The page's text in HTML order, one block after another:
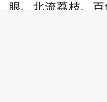
眼、北流荔枝、